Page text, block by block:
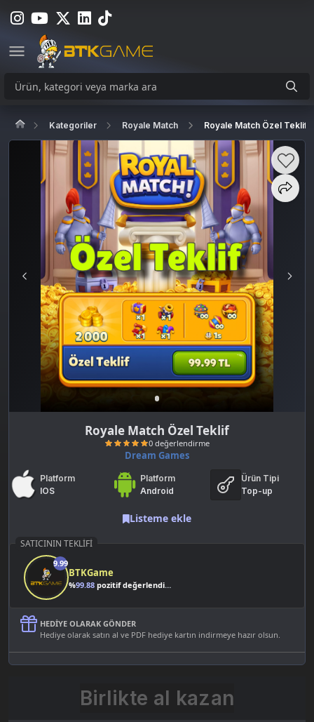
Kategoriler Royale Match Royale Match Özel Teklif
Royale Match Özel Teklif
Dream Games
Platform
IOS
Platform
Android
Ürün Tipi
Top-up
Listeme ekle
SATICININ TEKLIFI
9.99
BTKGame
%99.88 pozitif değerlendirme
HEDIYE OLARAK GÖNDER
Hediye olarak satın al ve PDF hediye kartın indirmeye hazır olsun.
Birlikte al kazan